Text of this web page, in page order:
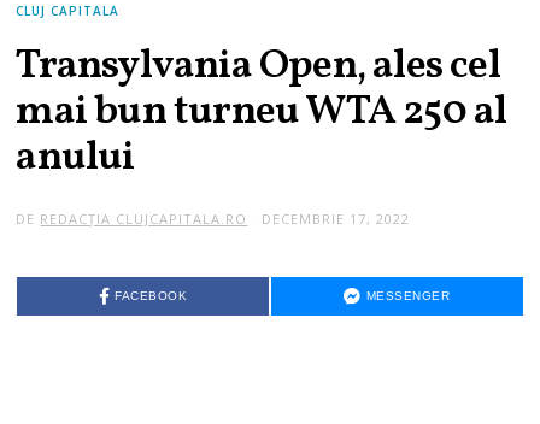
CLUJ CAPITALA
Transylvania Open, ales cel
mai bun turneu WTA 250 al
anului
DE REDACȚIA CLUJCAPITALA.RO DECEMBRIE 17, 2022
FACEBOOK MESSENGER